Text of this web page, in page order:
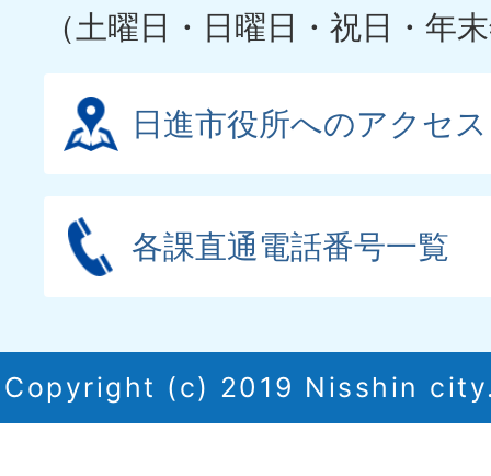
（土曜日・日曜日・祝日・年
日進市役所へのアクセス
各課直通電話番号一覧
Copyright (c) 2019 Nisshin